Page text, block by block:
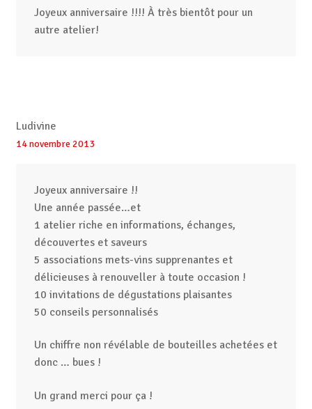
Joyeux anniversaire !!!! À très bientôt pour un
autre atelier!
Ludivine
14 novembre 2013
Joyeux anniversaire !!
Une année passée…et
1 atelier riche en informations, échanges,
découvertes et saveurs
5 associations mets-vins supprenantes et
délicieuses à renouveller à toute occasion !
10 invitations de dégustations plaisantes
50 conseils personnalisés
Un chiffre non révélable de bouteilles achetées et
donc … bues !
Un grand merci pour ça !